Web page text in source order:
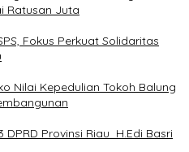
Ratusan Juta
Fokus Perkuat Solidaritas
Nilai Kepedulian Tokoh Balung
Provinsi Riau H.Edi Basri